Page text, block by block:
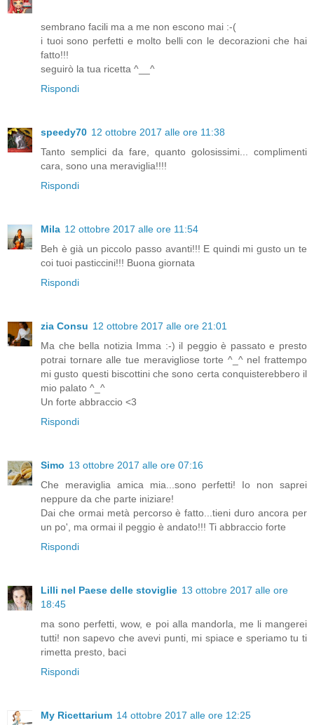
sembrano facili ma a me non escono mai :-(
i tuoi sono perfetti e molto belli con le decorazioni che hai
fatto!!!
seguirò la tua ricetta ^__^
Rispondi
speedy70 12 ottobre 2017 alle ore 11:38
Tanto semplici da fare, quanto golosissimi... complimenti
cara, sono una meraviglia!!!!
Rispondi
Mila 12 ottobre 2017 alle ore 11:54
Beh è già un piccolo passo avanti!!! E quindi mi gusto un te
coi tuoi pasticcini!!! Buona giornata
Rispondi
zia Consu 12 ottobre 2017 alle ore 21:01
Ma che bella notizia Imma :-) il peggio è passato e presto
potrai tornare alle tue meravigliose torte ^_^ nel frattempo
mi gusto questi biscottini che sono certa conquisterebbero il
mio palato ^_^
Un forte abbraccio <3
Rispondi
Simo 13 ottobre 2017 alle ore 07:16
Che meraviglia amica mia...sono perfetti! Io non saprei
neppure da che parte iniziare!
Dai che ormai metà percorso è fatto...tieni duro ancora per
un po', ma ormai il peggio è andato!!! Ti abbraccio forte
Rispondi
Lilli nel Paese delle stoviglie 13 ottobre 2017 alle ore
18:45
ma sono perfetti, wow, e poi alla mandorla, me li mangerei
tutti! non sapevo che avevi punti, mi spiace e speriamo tu ti
rimetta presto, baci
Rispondi
My Ricettarium 14 ottobre 2017 alle ore 12:25